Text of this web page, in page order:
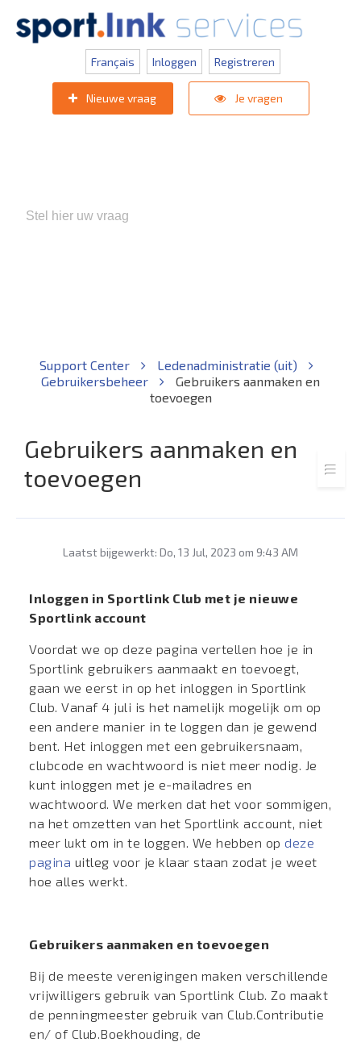
Français Inloggen Registreren
Nieuwe vraag Je vragen
Support Center
Ledenadministratie (uit)
Gebruikersbeheer
Gebruikers aanmaken en
toevoegen
Gebruikers aanmaken en
toevoegen
Laatst bijgewerkt: Do, 13 Jul, 2023 om 9:43 AM
Inloggen in Sportlink Club met je nieuwe
Sportlink account
Voordat we op deze pagina vertellen hoe je in
Sportlink gebruikers aanmaakt en toevoegt,
gaan we eerst in op het inloggen in Sportlink
Club. Vanaf 4 juli is het namelijk mogelijk om op
een andere manier in te loggen dan je gewend
bent. Het inloggen met een gebruikersnaam,
clubcode en wachtwoord is niet meer nodig. Je
kunt inloggen met je e-mailadres en
wachtwoord. We merken dat het voor sommigen,
na het omzetten van het Sportlink account, niet
meer lukt om in te loggen. We hebben op deze
pagina uitleg voor je klaar staan zodat je weet
hoe alles werkt.
Gebruikers aanmaken en toevoegen
Bij de meeste verenigingen maken verschillende
vrijwilligers gebruik van Sportlink Club. Zo maakt
de penningmeester gebruik van Club.Contributie
en/ of Club.Boekhouding, de